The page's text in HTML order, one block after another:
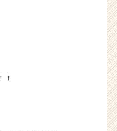
！